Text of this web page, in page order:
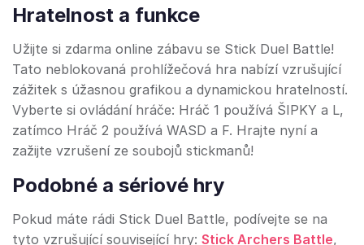
Hratelnost a funkce
Užijte si zdarma online zábavu se Stick Duel Battle!
Tato neblokovaná prohlížečová hra nabízí vzrušující
zážitek s úžasnou grafikou a dynamickou hratelností.
Vyberte si ovládání hráče: Hráč 1 používá ŠIPKY a L,
zatímco Hráč 2 používá WASD a F. Hrajte nyní a
zažijte vzrušení ze soubojů stickmanů!
Podobné a sériové hry
Pokud máte rádi Stick Duel Battle, podívejte se na
tyto vzrušující související hry: Stick Archers Battle,